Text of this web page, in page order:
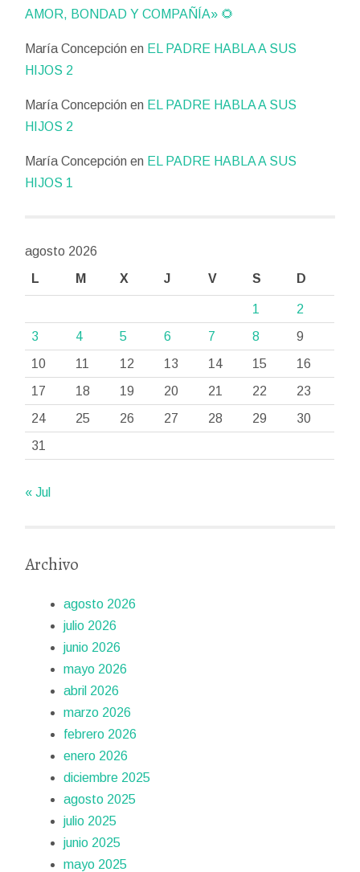
AMOR, BONDAD Y COMPAÑÍA» 🌻
María Concepción en EL PADRE HABLA A SUS
HIJOS 2
María Concepción en EL PADRE HABLA A SUS
HIJOS 2
María Concepción en EL PADRE HABLA A SUS
HIJOS 1
agosto 2026
L
M X J V S D
1
2
3
4 5 6 7 8
9
10
11 12 13 14 15
16
17
18 19 20 21 22
23
24
25 26 27 28 29
30
31
« Jul
Archivo
agosto 2026
julio 2026
junio 2026
mayo 2026
abril 2026
marzo 2026
febrero 2026
enero 2026
diciembre 2025
agosto 2025
julio 2025
junio 2025
mayo 2025